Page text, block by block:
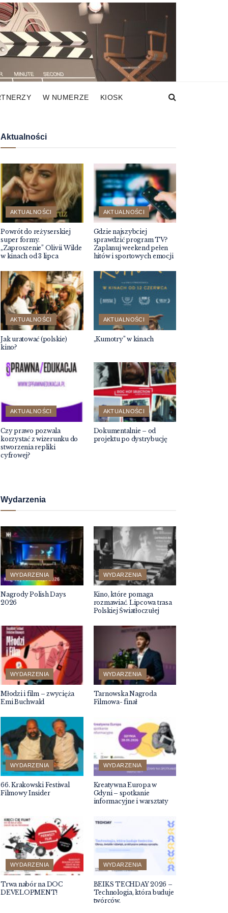
W NUMERZE KIOSK
Aktualności
AKTUALNOŚCI
Powrót do reżyserskiej
super formy.
„Zaproszenie” Olivii Wilde
w kinach od 3 lipca
AKTUALNOŚCI
Gdzie najszybciej
sprawdzić program TV?
Zaplanuj weekend pełen
hitów i sportowych emocji
AKTUALNOŚCI
Jak uratować (polskie)
kino?
AKTUALNOŚCI
„Kumotry” w kinach
AKTUALNOŚCI
Czy prawo pozwala
korzystać z wizerunku do
stworzenia repliki
cyfrowej?
AKTUALNOŚCI
Dokumentalnie – od
projektu po dystrybucję
Wydarzenia
WYDARZENIA
Nagrody Polish Days
2026
WYDARZENIA
Kino, które pomaga
rozmawiać. Lipcowa trasa
Polskiej Światłoczułej
WYDARZENIA
Młodzi i film – zwycięża
Emi Buchwald
WYDARZENIA
Tarnowska Nagroda
Filmowa- finał
WYDARZENIA
66. Krakowski Festiwal
Filmowy Insider
WYDARZENIA
Kreatywna Europa w
Gdyni – spotkanie
informacyjne i warsztaty
WYDARZENIA
Trwa nabór na DOC
DEVELOPMENT!
WYDARZENIA
BEIKS TECHDAY 2026 –
Technologia, która buduje
twórców.